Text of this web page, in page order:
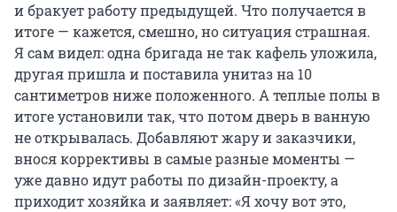
и бракует работу предыдущей. Что получается в
итоге — кажется, смешно, но ситуация страшная.
Я сам видел: одна бригада не так кафель уложила,
другая пришла и поставила унитаз на 10
сантиметров ниже положенного. А теплые полы в
итоге установили так, что потом дверь в ванную
не открывалась. Добавляют жару и заказчики,
внося коррективы в самые разные моменты —
уже давно идут работы по дизайн-проекту, а
приходит хозяйка и заявляет: «Я хочу вот это,